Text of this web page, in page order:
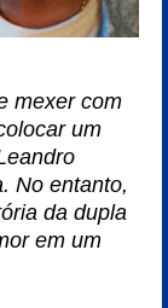
mexer com
um
No entanto,
da dupla
em um